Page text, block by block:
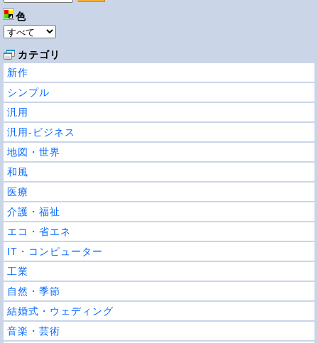
色
カテゴリ
新作
シンプル
汎用
汎用-ビジネス
地図・世界
和風
医療
介護・福祉
エコ・省エネ
IT・コンピューター
工業
自然・季節
結婚式・ウェディング
音楽・芸術